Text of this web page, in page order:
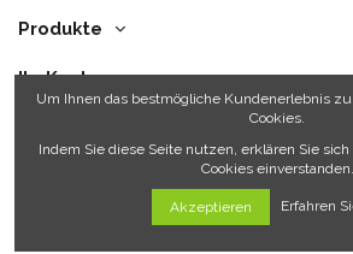
Produkte
Ihr Konto
Um Ihnen das bestmögliche Kundenerlebnis
Cookies.
Indem Sie diese Seite nutzen, erklären Sie
Cookies einverstanden.
Akzeptieren Erfahren